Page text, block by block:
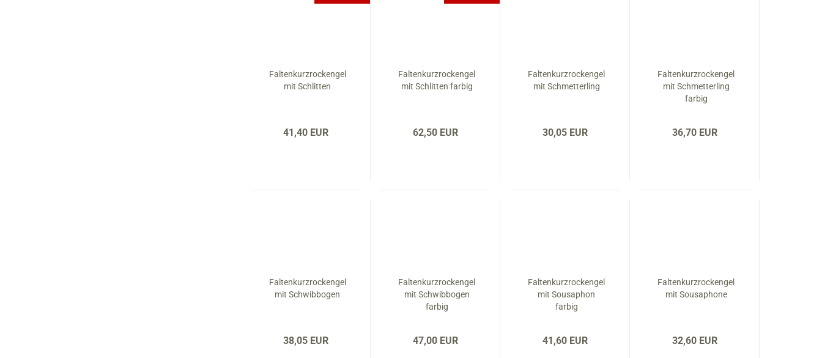
Faltenkurzrockengel
mit Schlitten
41,40 EUR
Faltenkurzrockengel
mit Schlitten farbig
62,50 EUR
Faltenkurzrockengel
mit Schmetterling
30,05 EUR
Faltenkurzrockengel
mit Schmetterling
farbig
36,70 EUR
Faltenkurzrockengel
mit Schwibbogen
38,05 EUR
Faltenkurzrockengel
mit Schwibbogen
farbig
47,00 EUR
Faltenkurzrockengel
mit Sousaphon
farbig
41,60 EUR
Faltenkurzrockengel
mit Sousaphone
32,60 EUR